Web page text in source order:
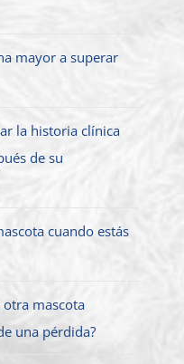
mayor a superar
la historia clínica
de su
cuando estás
otra mascota
una pérdida?